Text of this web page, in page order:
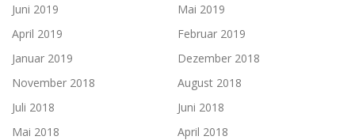
Juni 2019
Mai 2019
April 2019
Februar 2019
Januar 2019
Dezember 2018
November 2018
August 2018
Juli 2018
Juni 2018
Mai 2018
April 2018